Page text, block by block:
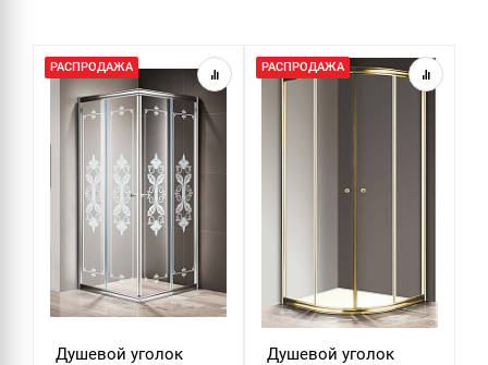
РАСПРОДАЖА
Душевой уголок
РАСПРОДАЖА
Душевой уголок